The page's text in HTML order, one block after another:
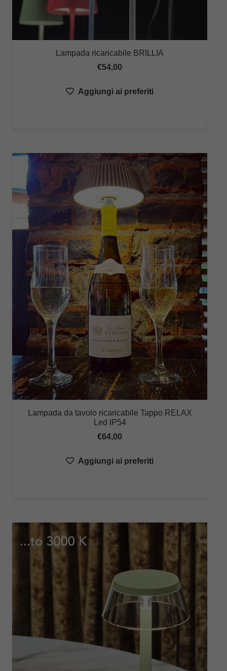
Lampada ricaricabile BRILLIA
€54,00
Aggiungi ai preferiti
Lampada da tavolo ricaricabile Tappo RELAX
Led IP54
€64,00
Aggiungi ai preferiti